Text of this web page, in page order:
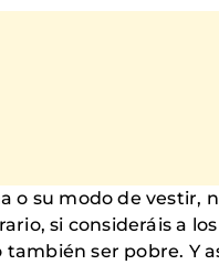
o su modo de vestir,
si consideráis a
ser pobre. Y